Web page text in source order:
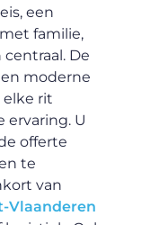
een
familie,
De
moderne
elke rit
ervaring. U
offerte
te
van
Vlaanderen